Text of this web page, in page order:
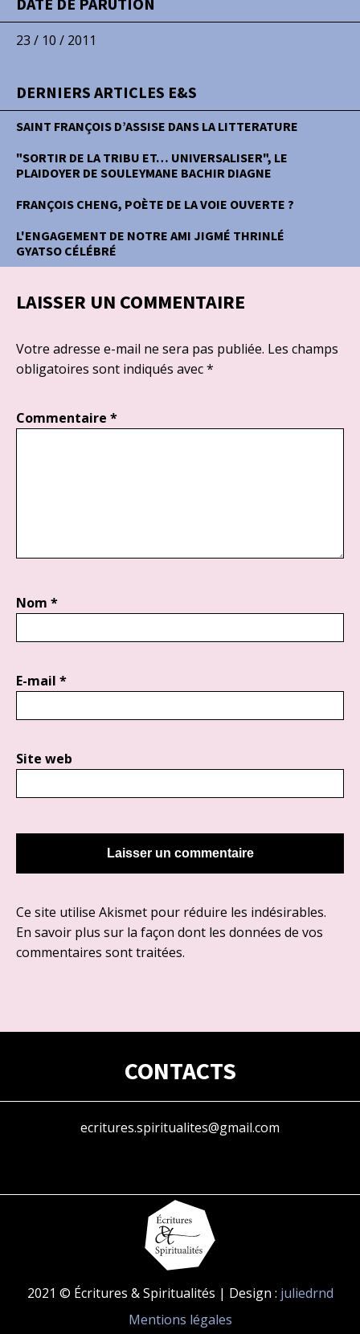
23 / 10 / 2011
DERNIERS ARTICLES E&S
SAINT FRANÇOIS D’ASSISE DANS LA LITTERATURE
"SORTIR DE LA TRIBU ET… UNIVERSALISER", LE
PLAIDOYER DE SOULEYMANE BACHIR DIAGNE
FRANÇOIS CHENG, POÈTE DE LA VOIE OUVERTE ?
L'ENGAGEMENT DE NOTRE AMI JIGMÉ THRINLÉ
GYATSO CÉLÉBRÉ
LAISSER UN COMMENTAIRE
Votre adresse e-mail ne sera pas publiée. Les champs
obligatoires sont indiqués avec*
Commentaire *
Nom *
E-mail *
Site web
Ce site utilise Akismet pour réduire les indésirables.
En savoir plus sur la façon dont les données de vos
commentaires sont traitées.
CONTACTS
ecritures.spiritualites@gmail.com
2021 © Écritures & Spiritualités | Design : juliedrnd
Mentions légales